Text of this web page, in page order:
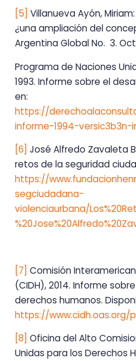
[5] Villanueva Ayón,
¿una ampliación del
Argentina Global No. 3.
Programa de Naciones
1993. Informe sobre el
en:
https://
informe-1994-versic3b3n-
[6] José Alfredo Zavaleta
retos de la seguridad
https://
segciudadana-
violenciaurbana/
[7] Comisión
(CIDH), 2014. Informe
derechos humanos.
https://www.cidh.oas.org/
[8] Oficina del Alto
Unidas para los Derechos